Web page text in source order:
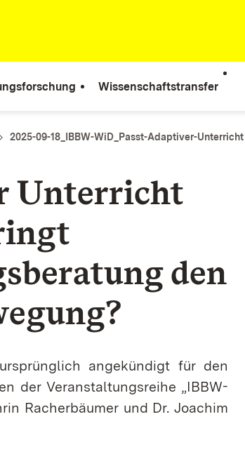
Wissenschaftstransfer
2025-09-18_IBBW-WiD_Passt-Adaptiver-Unterricht
Unterricht
den
angekündigt für den
der Veranstaltungsreihe „IBBW-
Racherbäumer und Dr. Joachim